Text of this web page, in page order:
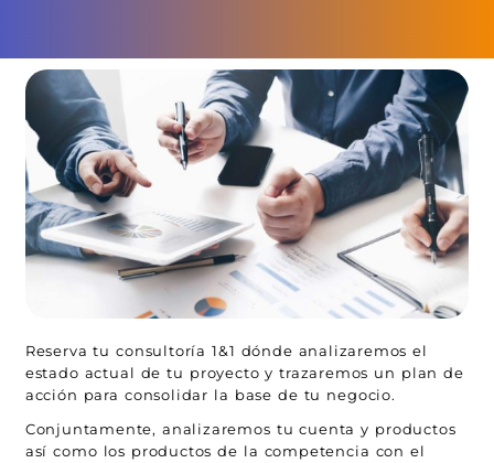
Reserva tu consultoría 1&1 dónde analizaremos el
estado actual de tu proyecto y trazaremos un plan de
acción para consolidar la base de tu negocio.
Conjuntamente, analizaremos tu cuenta y productos
así como los productos de la competencia con el